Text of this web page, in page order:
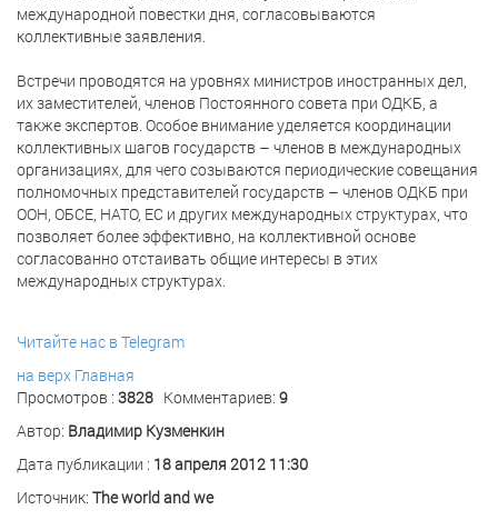
международной повестки дня, согласовываются
коллективные заявления.
Встречи проводятся на уровнях министров иностранных дел,
их заместителей, членов Постоянного совета при ОДКБ, а
также экспертов. Особое внимание уделяется координации
коллективных шагов государств – членов в международных
организациях, для чего созываются периодические совещания
полномочных представителей государств – членов ОДКБ при
ООН, ОБСЕ, НАТО, ЕС и других международных структурах, что
позволяет более эффективно, на коллективной основе
согласованно отстаивать общие интересы в этих
международных структурах.
Читайте нас в Telegram
на верх Главная
Просмотров : 3828 Комментариев: 9
Автор: Владимир Кузменкин
Дата публикации : 18 апреля 2012 11:30
Источник: The world and we